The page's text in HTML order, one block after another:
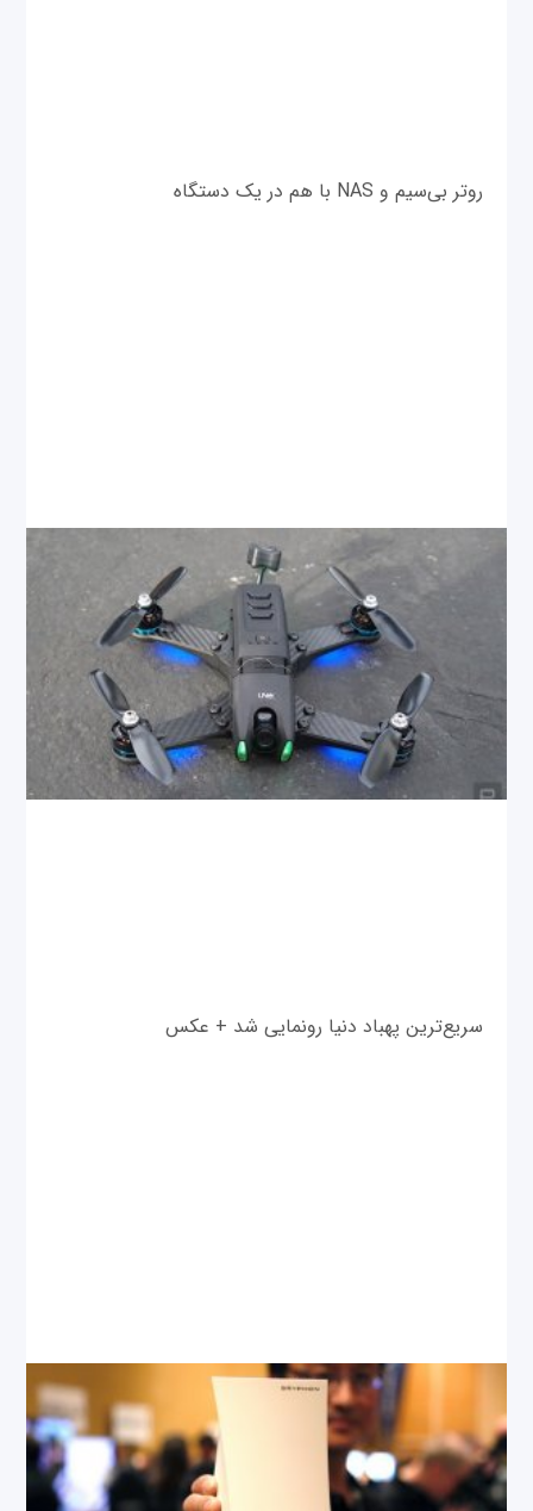
روتر بی‌سیم و NAS با هم در یک دستگاه
سریع‌ترین پهباد دنیا رونمایی شد + عکس